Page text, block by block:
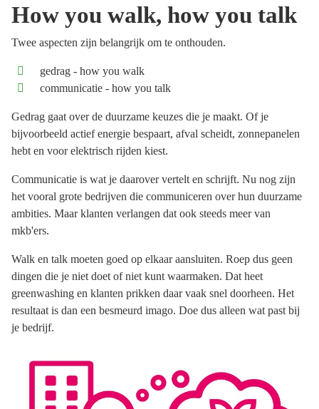
How you walk, how you talk
Twee aspecten zijn belangrijk om te onthouden.
gedrag - how you walk
communicatie - how you talk
Gedrag gaat over de duurzame keuzes die je maakt. Of je
bijvoorbeeld actief energie bespaart, afval scheidt, zonnepanelen
hebt en voor elektrisch rijden kiest.
Communicatie is wat je daarover vertelt en schrijft. Nu nog zijn
het vooral grote bedrijven die communiceren over hun duurzame
ambities. Maar klanten verlangen dat ook steeds meer van
mkb'ers.
Walk en talk moeten goed op elkaar aansluiten. Roep dus geen
dingen die je niet doet of niet kunt waarmaken. Dat heet
greenwashing en klanten prikken daar vaak snel doorheen. Het
resultaat is dan een besmeurd imago. Doe dus alleen wat past bij
je bedrijf.